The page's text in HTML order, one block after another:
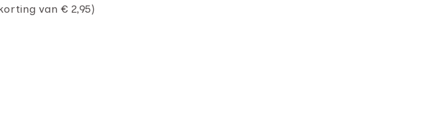
van € 2,95)